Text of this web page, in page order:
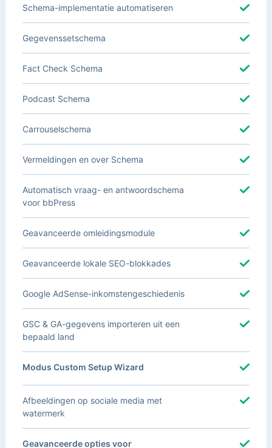
Schema-implementatie automatiseren
Gegevenssetschema
Fact Check Schema
Podcast Schema
Carrouselschema
Vermeldingen en over Schema
Automatisch vraag- en antwoordschema
voor bbPress
Geavanceerde omleidingsmodule
Geavanceerde lokale SEO-blokkades
Google AdSense-inkomstengeschiedenis
GSC & GA-gegevens importeren uit een
bepaald land
Modus Custom Setup Wizard
Afbeeldingen op sociale media met
watermerk
Geavanceerde opties voor